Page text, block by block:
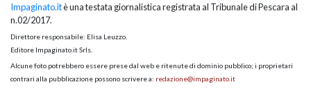
Impaginato.itè una testata giornalistica registrata al Tribunale di Pescara al
n.02/2017.
Direttore responsabile: Elisa Leuzzo.
Editore Impaginato.it Srls.
Alcune foto potrebbero essere prese dal web e ritenute di dominio pubblico; i proprietari
contrari alla pubblicazione possono scrivere a: redazione@impaginato.it